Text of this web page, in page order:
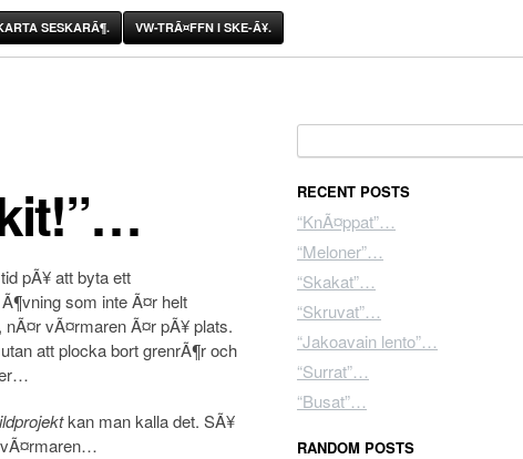
SESKARÃ¶. VW-TRÃ¤FFN I SKE-Ã¥.
pÃ¥ att byta ett
som inte Ã¤r helt
, nÃ¤r vÃ¤rmaren Ã¤r pÃ¥ plats.
att plocka bort grenrÃ¶r och
kan man kalla det. SÃ¥
RECENT POSTS
“KnÃ¤ppat”…
“Meloner”…
“Skakat”…
“Skruvat”…
“Jakoavain lento”…
“Surrat”…
“Busat”…
RANDOM POSTS